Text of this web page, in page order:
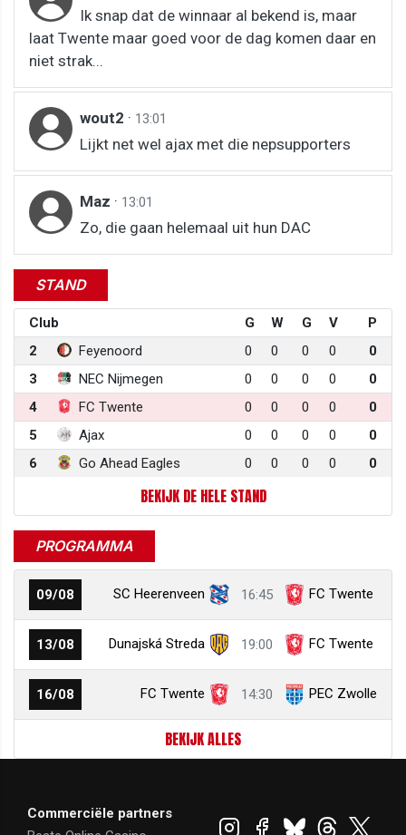
Ik snap dat de winnaar al bekend is, maar
laat Twente maar goed voor de dag komen daar en
niet strak...
wout2 · 13:01
Lijkt net wel ajax met die nepsupporters
Maz · 13:01
Zo, die gaan helemaal uit hun DAC
STAND
Club G W G V
P
2
Feyenoord 0 0 0 0
0
3
NEC Nijmegen 0 0 0 0
0
4
FC Twente 0 0 0 0
0
5
Ajax 0 0 0 0
0
6
Go Ahead Eagles 0 0 0 0 0
BEKIJK DE HELE STAND
PROGRAMMA
09/08 SC Heerenveen 16:45 FC Twente
13/08 Dunajská Streda 19:00 FC Twente
16/08 FC Twente 14:30 PEC Zwolle
BEKIJK ALLES
Commerciële partners